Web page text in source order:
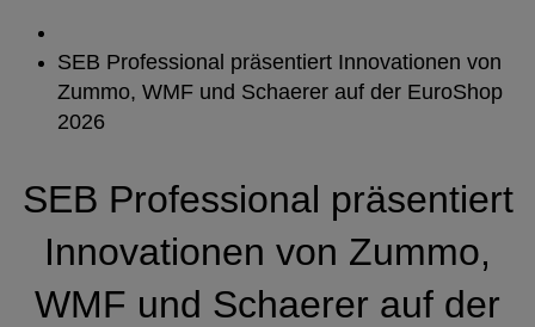
SEB Professional präsentiert Innovationen von
Zummo, WMF und Schaerer auf der EuroShop
2026
SEB Professional präsentiert
Innovationen von Zummo,
WMF und Schaerer auf der